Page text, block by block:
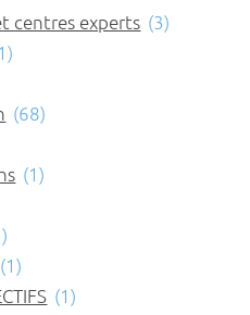
centres experts (3)
(68)
(1)
(1)
(1)